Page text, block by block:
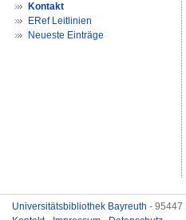
Kontakt
ERef Leitlinien
Neueste Einträge
Universitätsbibliothek Bayreuth - 95447